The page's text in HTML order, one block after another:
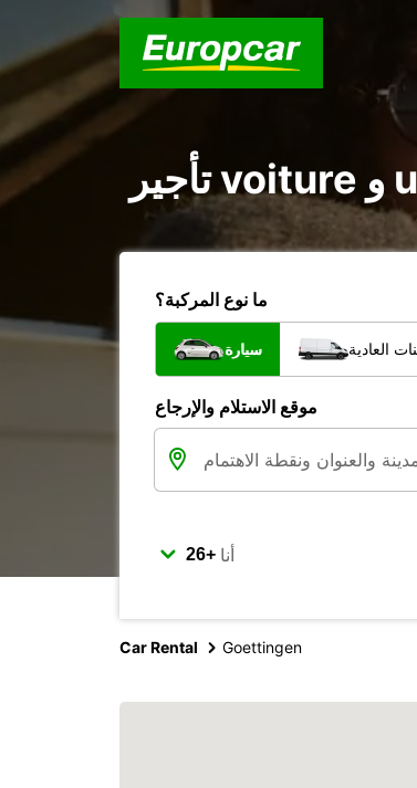
ما نوع المركبة؟
سيارة العادية
موقع الاستلام والإرجاع
أنا
Car Rental Goettingen